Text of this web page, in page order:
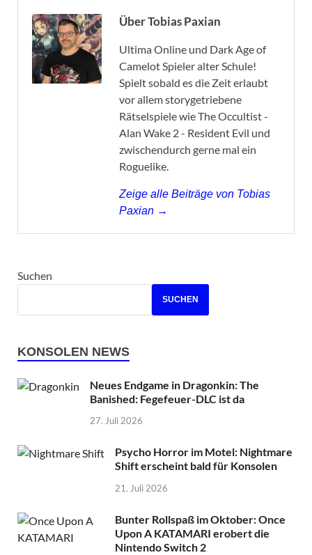
Über Tobias Paxian
Ultima Online und Dark Age of
Camelot Spieler alter Schule!
Spielt sobald es die Zeit erlaubt
vor allem storygetriebene
Rätselspiele wie The Occultist -
Alan Wake 2 - Resident Evil und
zwischendurch gerne mal ein
Roguelike.
Zeige alle Beiträge von Tobias
Paxian →
Suchen
SUCHEN
KONSOLEN NEWS
Neues Endgame in Dragonkin: The
Banished: Fegefeuer-DLC ist da
27. Juli 2026
Psycho Horror im Motel: Nightmare
Shift erscheint bald für Konsolen
21. Juli 2026
Bunter Rollspaß im Oktober: Once
Upon A KATAMARI erobert die
Nintendo Switch 2